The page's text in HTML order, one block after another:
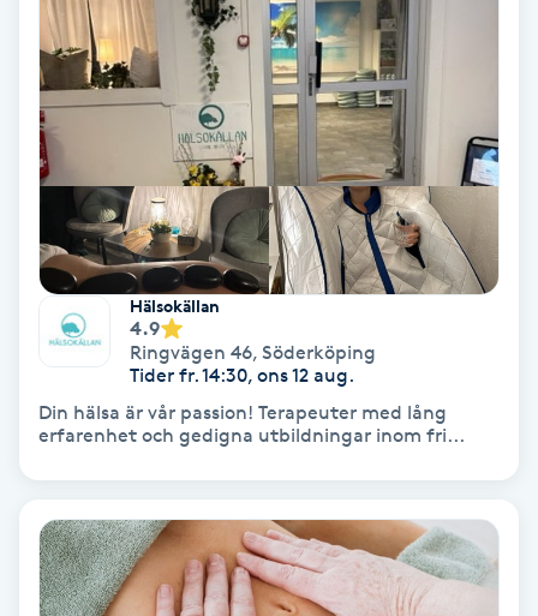
Vinyasa Yoga
Volymfransar
Vårtor
Yin Yoga
Yoga
Yoga Nidra
Yogamassage
Zonterapi
Hälsokällan
4.9
Ringvägen 46, Söderköping
Tider fr. 14:30, ons 12 aug.
Din hälsa är vår passion! Terapeuter med lång
erfarenhet och gedigna utbildningar inom fri...